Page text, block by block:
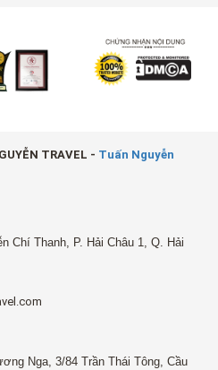
TRAVEL - Tuấn Nguyễn
Chí Thanh, P. Hải Châu 1, Q. Hải
Nga, 3/84 Trần Thái Tông, Cầu